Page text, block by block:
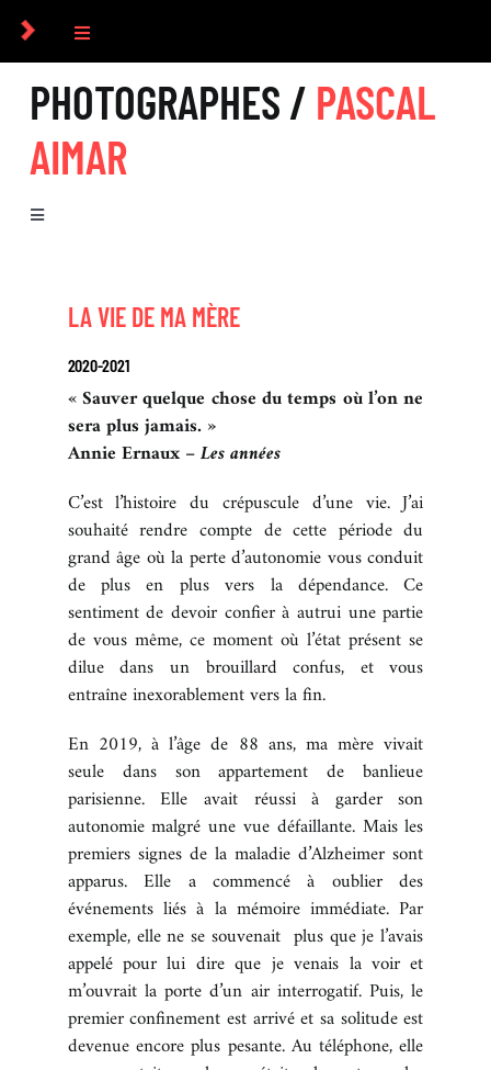
Passer
contenu
Toggle
Navigation
COLLECTIF
PHOTOGRAPHES
CULTUREL
RECHERCHE D’IMAGES
BOUTIQUE
CONTACT
PHOTOGRAPHES / PASCAL
AIMAR
Toggle
LA VIE DE MA MÈRE
2020-2021
« Sauver quelque chose du temps où l’on ne
sera plus jamais. »
Annie Ernaux –Les années
C’est l’histoire du crépuscule d’une vie. J’ai
souhaité rendre compte de cette période du
grand âge où la perte d’autonomie vous conduit
de plus en plus vers la dépendance. Ce
sentiment de devoir confier à autrui une partie
de vous même, ce moment où l’état présent se
dilue dans un brouillard confus, et vous
entraîne inexorablement vers la fin.
En 2019, à l’âge de 88 ans, ma mère vivait
seule dans son appartement de banlieue
parisienne. Elle avait réussi à garder son
autonomie malgré une vue défaillante. Mais les
premiers signes de la maladie d’Alzheimer sont
apparus. Elle a commencé à oublier des
événements liés à la mémoire immédiate. Par
exemple, elle ne se souvenait plus que je l’avais
appelé pour lui dire que je venais la voir et
m’ouvrait la porte d’un air interrogatif. Puis, le
premier confinement est arrivé et sa solitude est
devenue encore plus pesante. Au téléphone, elle